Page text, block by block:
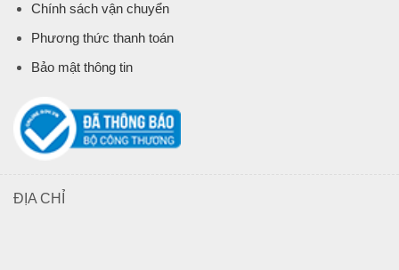
Chính sách vận chuyển
Phương thức thanh toán
Bảo mật thông tin
ĐỊA CHỈ